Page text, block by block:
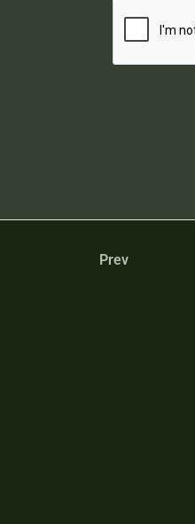
Prev